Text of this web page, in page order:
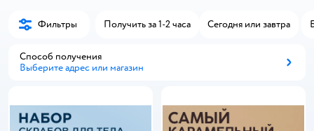
Фильтры Получить за 1-2 часа Сегодня или завтра
Способ получения
Выберите адрес или магазин